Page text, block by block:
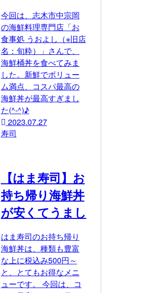
今回は、志木市中宗岡
の海鮮料理専門店「お
食事処 うおよし（※旧店
名：旬粋）」さんで、
海鮮桶丼を食べてみま
した。新鮮でボリュー
ム満点、コスパ最高の
海鮮丼が最高すぎまし
た(^-^)♪
2023.07.27
寿司
【はま寿司】お
持ち帰り海鮮丼
が安くてうまし
はま寿司のお持ち帰り
海鮮丼は、種類も豊富
な上に税込み500円～
と、とてもお得なメニ
ューです。 今回は、コ